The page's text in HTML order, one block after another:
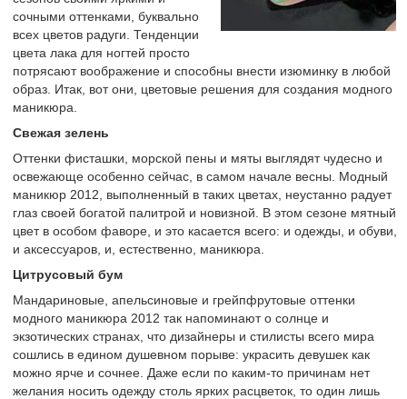
сочными оттенками, буквально
всех цветов радуги. Тенденции
цвета лака для ногтей просто
потрясают воображение и способны внести изюминку в любой
образ. Итак, вот они, цветовые решения для создания модного
маникюра.
Свежая зелень
Оттенки фисташки, морской пены и мяты выглядят чудесно и
освежающе особенно сейчас, в самом начале весны. Модный
маникюр 2012, выполненный в таких цветах, неустанно радует
глаз своей богатой палитрой и новизной. В этом сезоне мятный
цвет в особом фаворе, и это касается всего: и одежды, и обуви,
и аксессуаров, и, естественно, маникюра.
Цитрусовый бум
Мандариновые, апельсиновые и грейпфрутовые оттенки
модного маникюра 2012 так напоминают о солнце и
экзотических странах, что дизайнеры и стилисты всего мира
сошлись в едином душевном порыве: украсить девушек как
можно ярче и сочнее. Даже если по каким-то причинам нет
желания носить одежду столь ярких расцветок, то один лишь